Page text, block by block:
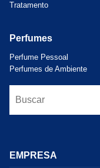
Tratamento
Perfumes
Perfume Pessoal
Perfumes de Ambiente
EMPRESA